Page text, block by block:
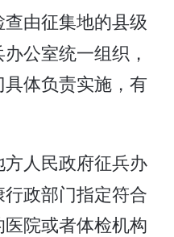
由征集地的县级
公室统一组织，
体负责实施，有
人民政府征兵办
政部门指定符合
院或者体检机构